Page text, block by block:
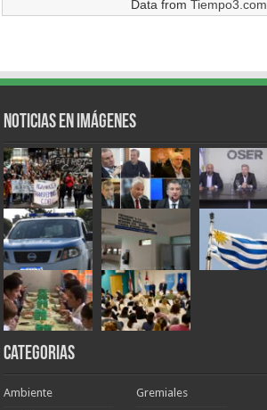
Data fromTiempo3.com
Noticias en Imágenes
Categorias
Ambiente Gremiales